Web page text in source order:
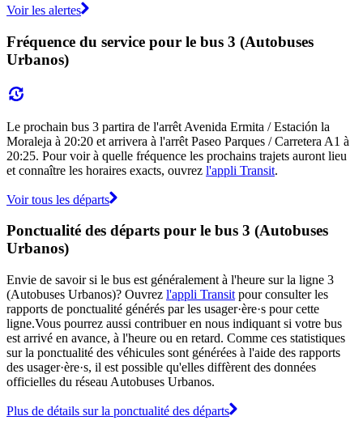
Voir les alertes
Fréquence du service pour le bus 3 (Autobuses
Urbanos)
Le prochain bus 3 partira de l'arrêt Avenida Ermita / Estación la
Moraleja à 20:20 et arrivera à l'arrêt Paseo Parques / Carretera A1 à
20:25. Pour voir à quelle fréquence les prochains trajets auront lieu
et connaître les horaires exacts, ouvrez l'appli Transit.
Voir tous les départs
Ponctualité des départs pour le bus 3 (Autobuses
Urbanos)
Envie de savoir si le bus est généralement à l'heure sur la ligne 3
(Autobuses Urbanos)? Ouvrez l'appli Transit pour consulter les
rapports de ponctualité générés par les usager·ère·s pour cette
ligne.Vous pourrez aussi contribuer en nous indiquant si votre bus
est arrivé en avance, à l'heure ou en retard. Comme ces statistiques
sur la ponctualité des véhicules sont générées à l'aide des rapports
des usager·ère·s, il est possible qu'elles diffèrent des données
officielles du réseau Autobuses Urbanos.
Plus de détails sur la ponctualité des départs